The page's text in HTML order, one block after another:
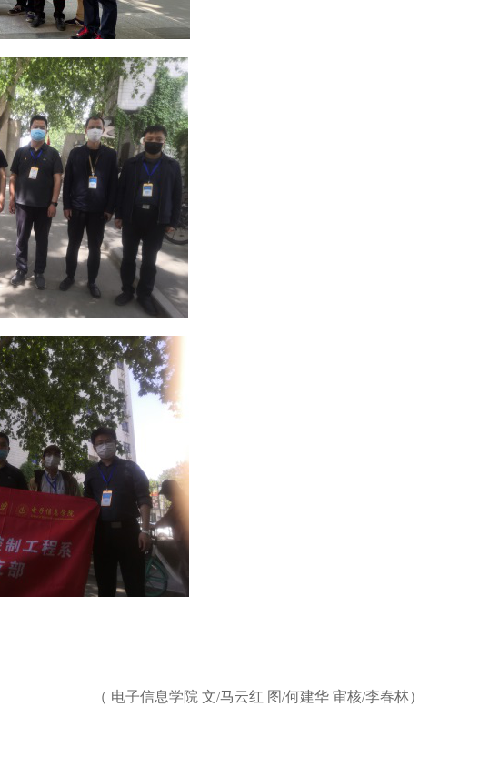
（ 电子信息学院 文/马云红 图/何建华 审核/李春林）